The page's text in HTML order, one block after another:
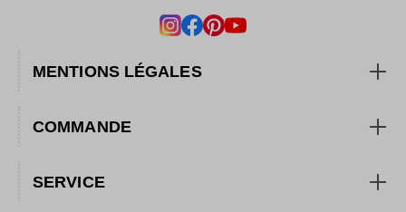
MENTIONS LÉGALES
COMMANDE
SERVICE